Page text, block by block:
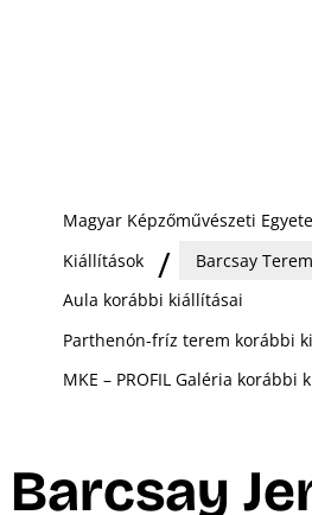
Magyar Képzőművészeti
Kiállítások
Barcsay
Aula korábbi kiállításai
Parthenón-fríz terem korábbi
MKE – PROFIL Galéria korábbi
Barcsay